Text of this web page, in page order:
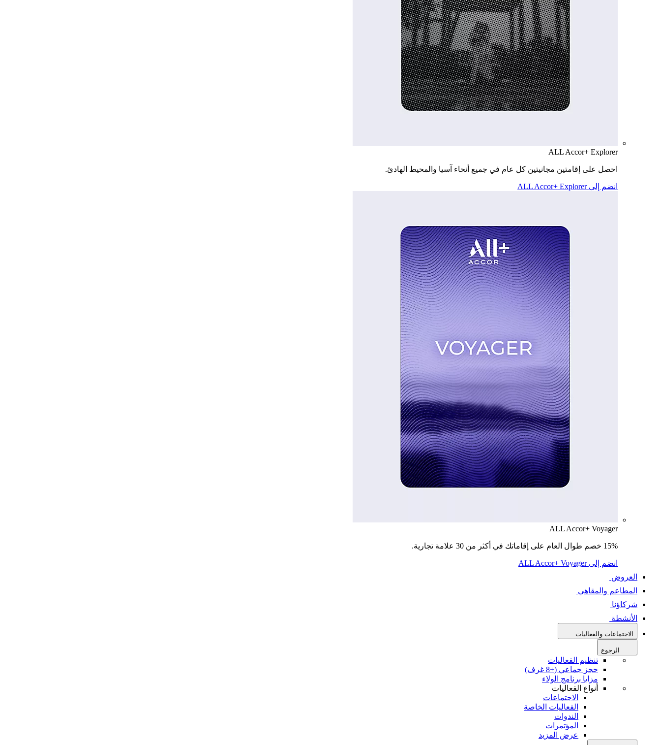
ALL Accor+ Explorer
احصل على إقامتين مجانيتين كل عام في جميع أنحاء آسيا والمحيط الهادئ.
انضم إلى ALL Accor+ Explorer
ALL Accor+ Voyager
15% خصم طوال العام على إقاماتك في أكثر من 30 علامة تجارية.
انضم إلى ALL Accor+ Voyager
العروض
المطاعم والمقاهي
شركاؤنا
الأنشطة
الاجتماعات والفعاليات
الرجوع
تنظيم الفعاليات
حجز جماعي (+8 غرف)
مزايا برنامج الولاء
أنواع الفعاليات
الاجتماعات
الفعاليات الخاصة
الندوات
المؤتمرات
عرض المزيد